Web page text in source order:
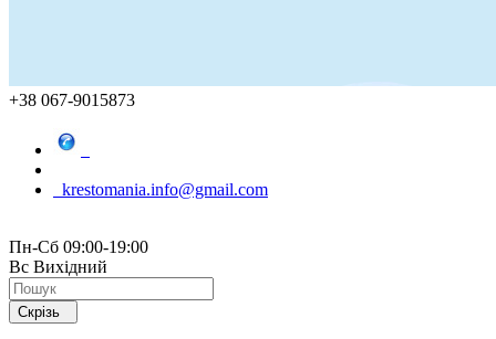
+38 067-9015873
krestomania.info@gmail.com
Пн-Сб 09:00-19:00
Вс Вихідний
Скрізь